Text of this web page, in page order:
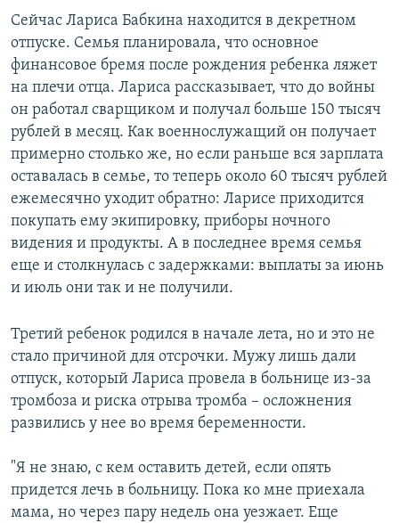
Сейчас Лариса Бабкина находится в декретном
отпуске. Семья планировала, что основное
финансовое бремя после рождения ребенка ляжет
на плечи отца. Лариса рассказывает, что до войны
он работал сварщиком и получал больше 150 тысяч
рублей в месяц. Как военнослужащий он получает
примерно столько же, но если раньше вся зарплата
оставалась в семье, то теперь около 60 тысяч рублей
ежемесячно уходит обратно: Ларисе приходится
покупать ему экипировку, приборы ночного
видения и продукты. А в последнее время семья
еще и столкнулась с задержками: выплаты за июнь
и июль они так и не получили.
Третий ребенок родился в начале лета, но и это не
стало причиной для отсрочки. Мужу лишь дали
отпуск, который Лариса провела в больнице из-за
тромбоза и риска отрыва тромба – осложнения
развились у нее во время беременности.
"Я не знаю, с кем оставить детей, если опять
придется лечь в больницу. Пока ко мне приехала
мама, но через пару недель она уезжает. Еще